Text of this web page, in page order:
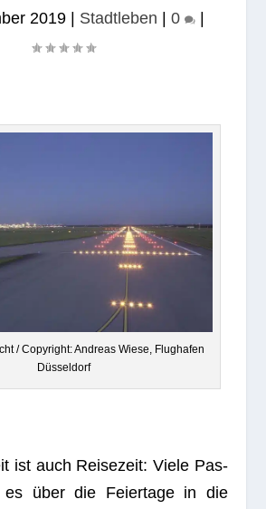
2019| Stadtleben 0 |
/ Copy­right: Andreas Wiese, Flug­ha­fen
Düsseldorf
ist auch Rei­se­zeit: Viele Pas­
es über die Fei­er­tage in die